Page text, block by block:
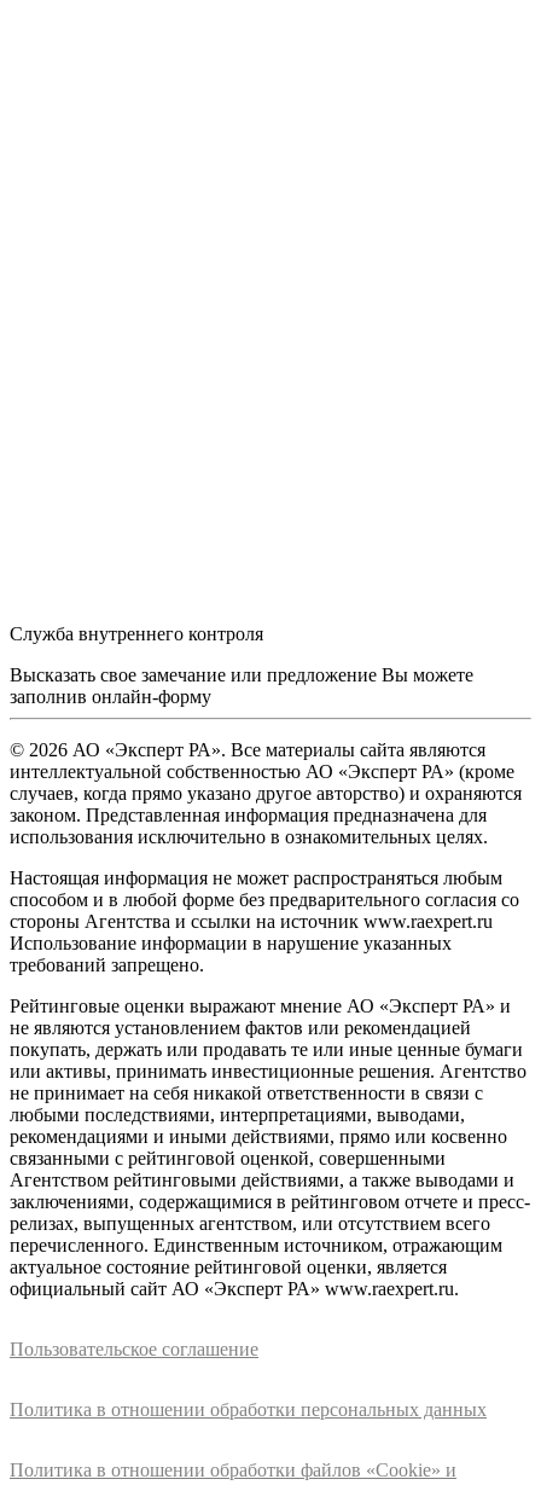
Служба внутреннего контроля
Высказать свое замечание или предложение Вы можете
заполнив онлайн-форму
© 2026 АО «Эксперт РА». Все материалы сайта являются
интеллектуальной собственностью АО «Эксперт РА» (кроме
случаев, когда прямо указано другое авторство) и охраняются
законом. Представленная информация предназначена для
использования исключительно в ознакомительных целях.
Настоящая информация не может распространяться любым
способом и в любой форме без предварительного согласия со
стороны Агентства и ссылки на источник www.raexpert.ru
Использование информации в нарушение указанных
требований запрещено.
Рейтинговые оценки выражают мнение АО «Эксперт РА» и
не являются установлением фактов или рекомендацией
покупать, держать или продавать те или иные ценные бумаги
или активы, принимать инвестиционные решения. Агентство
не принимает на себя никакой ответственности в связи с
любыми последствиями, интерпретациями, выводами,
рекомендациями и иными действиями, прямо или косвенно
связанными с рейтинговой оценкой, совершенными
Агентством рейтинговыми действиями, а также выводами и
заключениями, содержащимися в рейтинговом отчете и пресс-
релизах, выпущенных агентством, или отсутствием всего
перечисленного. Единственным источником, отражающим
актуальное состояние рейтинговой оценки, является
официальный сайт АО «Эксперт РА» www.raexpert.ru.
Пользовательское соглашение
Политика в отношении обработки персональных данных
Политика в отношении обработки файлов «Cookie» и